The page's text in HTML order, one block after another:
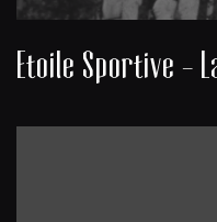
Etoile Sportive -